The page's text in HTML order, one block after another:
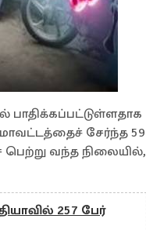
சேர்ந்த 59
வந்த நிலையில்,
257 பேர்